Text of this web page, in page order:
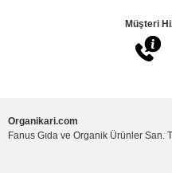
Müşteri
Organikari.com
Fanus Gıda ve Organik Ürünler San.